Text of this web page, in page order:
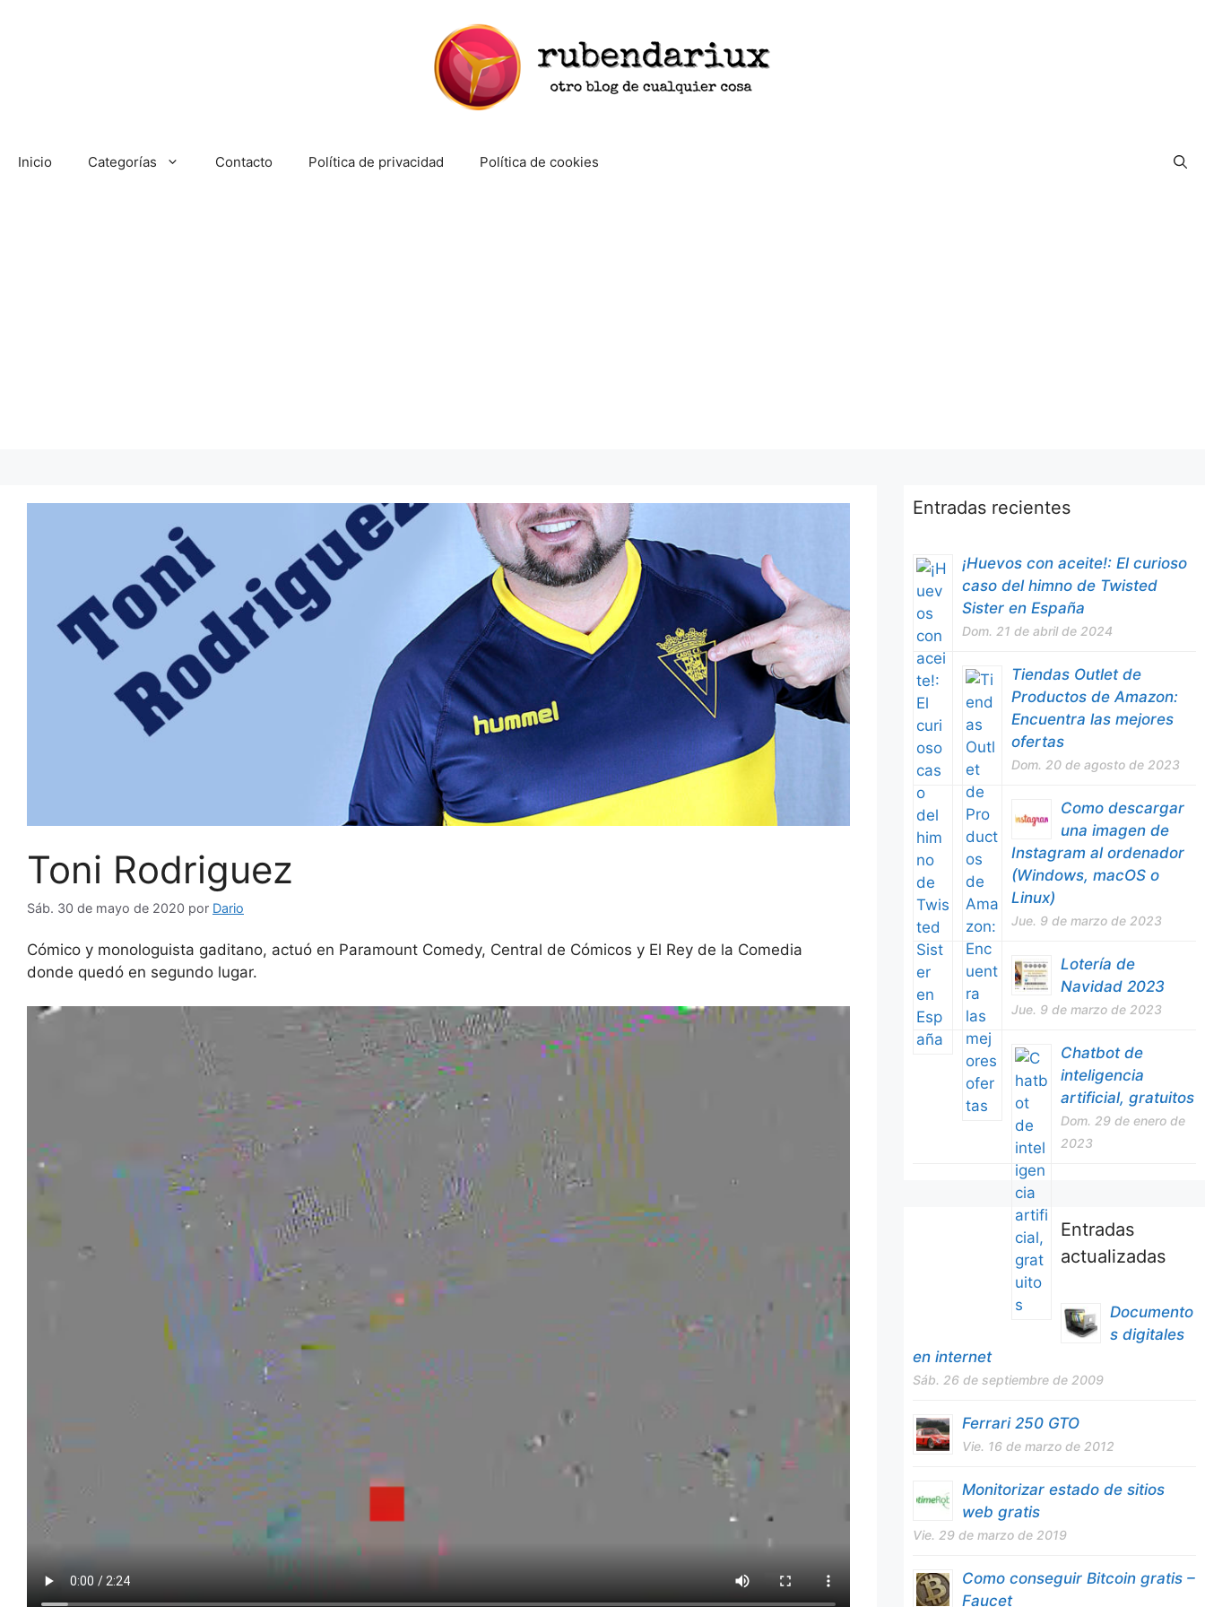
Inicio Categorías Contacto Política de privacidad Política de cookies
Toni Rodriguez
Sáb. 30 de mayo de 2020 por Dario
Cómico y monologuista gaditano, actuó en Paramount Comedy, Central de Cómicos y El Rey de la Comedia
donde quedó en segundo lugar.
Entradas recientes
¡Huevos con aceite!: El curioso
caso del himno de Twisted
Sister en España
Dom. 21 de abril de 2024
Tiendas Outlet de
Productos de Amazon:
Encuentra las mejores
ofertas
Dom. 20 de agosto de 2023
Como descargar
una imagen de
Instagram al ordenador
(Windows, macOS o
Linux)
Jue. 9 de marzo de 2023
Lotería de
Navidad 2023
Jue. 9 de marzo de 2023
Chatbot de
inteligencia
artificial, gratuitos
Dom. 29 de enero de
2023
Entradas
actualizadas
Documento
s digitales
en internet
Sáb. 26 de septiembre de 2009
Ferrari 250 GTO
Vie. 16 de marzo de 2012
Monitorizar estado de sitios
web gratis
Vie. 29 de marzo de 2019
Como conseguir Bitcoin gratis –
Faucet